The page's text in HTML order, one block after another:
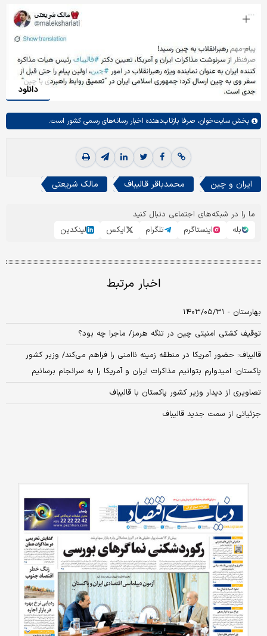
دانلود
بخش سایت‌خوان، صرفا بازتاب‌دهنده اخبار رسانه‌های رسمی کشور است.
ایران و چین محمدباقر قالیباف مالک شریعتی
ما را در شبکه‌های اجتماعی دنبال کنید
بله
اینستاگرم تلگرام ایکس لینکدین
اخبار مرتبط
بهارستان - ۱۴۰۳/۰۵/۳۱
توقیف کشتی امنیتی چین در تنگه هرمز/ ماجرا چه بود؟
قالیباف: حضور آمریکا در منطقه زمینه ناامنی را فراهم می‌کند/ وزیر کشور
پاکستان: امیدوارم بتوانیم مذاکرات ایران و آمریکا را به سرانجام برسانیم
تصاویری از دیدار وزیر کشور پاکستان با قالیباف
جزئیاتی از سمت جدید قالیباف